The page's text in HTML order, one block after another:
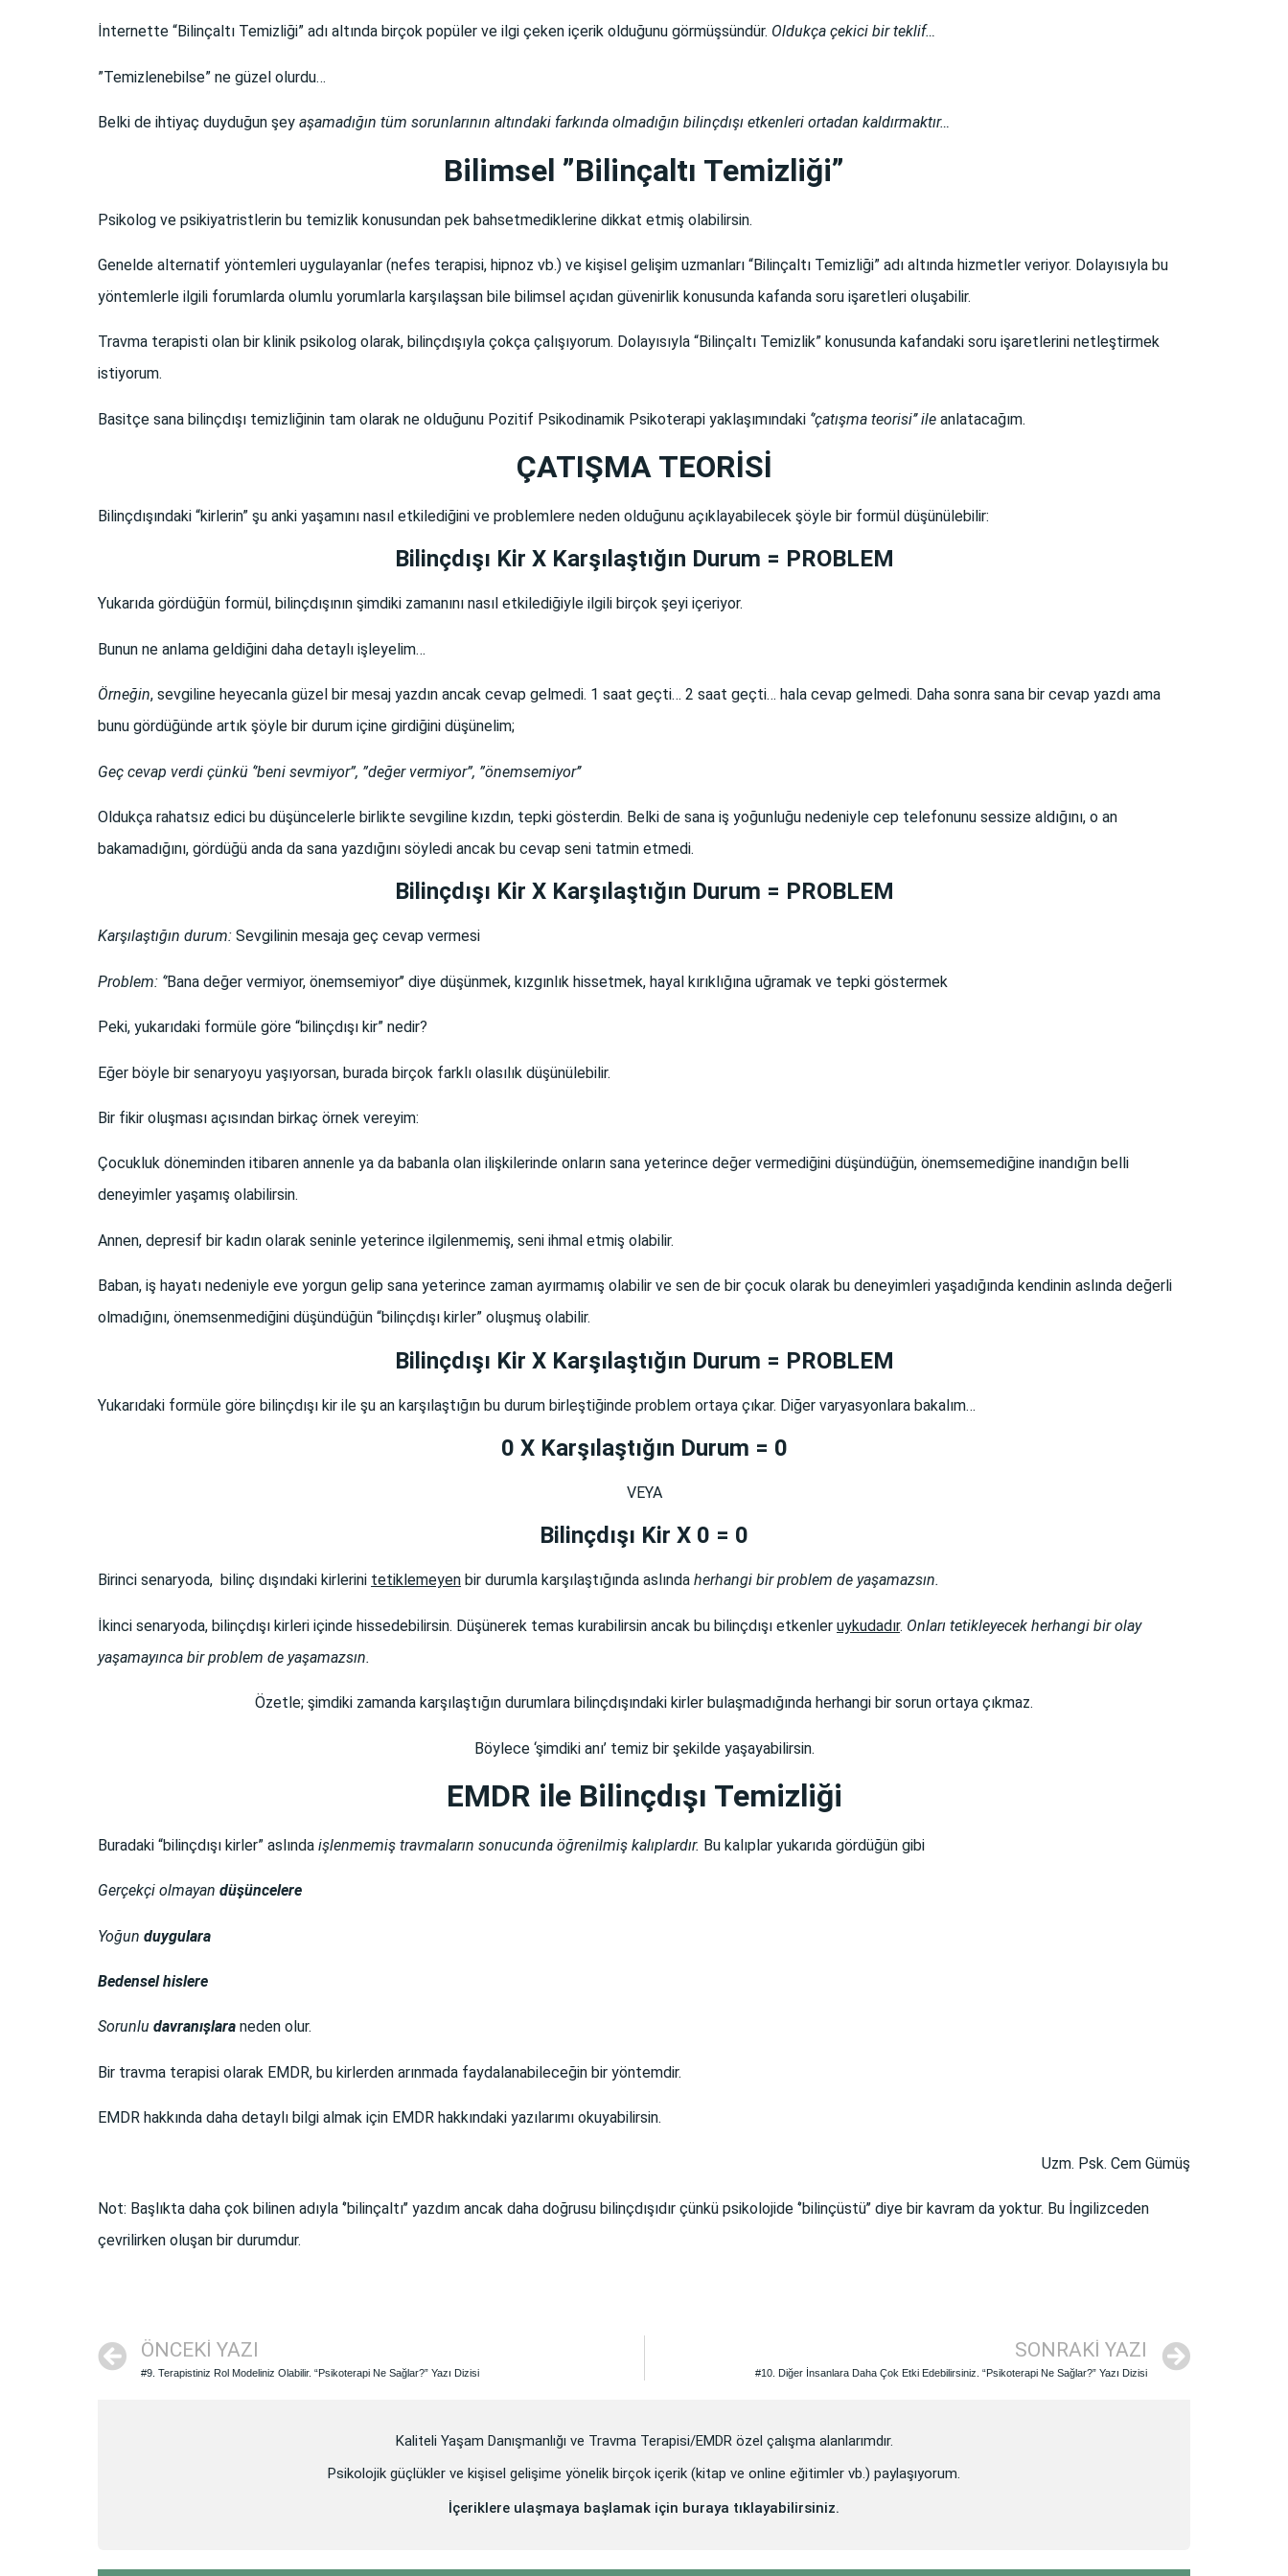
İnternette “Bilinçaltı Temizliği” adı altında birçok popüler ve ilgi çeken içerik olduğunu görmüşsündür. Oldukça çekici bir teklif…
”Temizlenebilse” ne güzel olurdu…
Belki de ihtiyaç duyduğun şey aşamadığın tüm sorunlarının altındaki farkında olmadığın bilinçdışı etkenleri ortadan kaldırmaktır…
Bilimsel ”Bilinçaltı Temizliği”
Psikolog ve psikiyatristlerin bu temizlik konusundan pek bahsetmediklerine dikkat etmiş olabilirsin.
Genelde alternatif yöntemleri uygulayanlar (nefes terapisi, hipnoz vb.) ve kişisel gelişim uzmanları “Bilinçaltı Temizliği” adı altında hizmetler veriyor. Dolayısıyla bu
yöntemlerle ilgili forumlarda olumlu yorumlarla karşılaşsan bile bilimsel açıdan güvenirlik konusunda kafanda soru işaretleri oluşabilir.
Travma terapisti olan bir klinik psikolog olarak, bilinçdışıyla çokça çalışıyorum. Dolayısıyla “Bilinçaltı Temizlik” konusunda kafandaki soru işaretlerini netleştirmek
istiyorum.
Basitçe sana bilinçdışı temizliğinin tam olarak ne olduğunu Pozitif Psikodinamik Psikoterapi yaklaşımındaki ‘’çatışma teorisi’’ ile anlatacağım.
ÇATIŞMA TEORİSİ
Bilinçdışındaki “kirlerin” şu anki yaşamını nasıl etkilediğini ve problemlere neden olduğunu açıklayabilecek şöyle bir formül düşünülebilir:
Bilinçdışı Kir X Karşılaştığın Durum = PROBLEM
Yukarıda gördüğün formül, bilinçdışının şimdiki zamanını nasıl etkilediğiyle ilgili birçok şeyi içeriyor.
Bunun ne anlama geldiğini daha detaylı işleyelim…
Örneğin, sevgiline heyecanla güzel bir mesaj yazdın ancak cevap gelmedi. 1 saat geçti… 2 saat geçti… hala cevap gelmedi. Daha sonra sana bir cevap yazdı ama
bunu gördüğünde artık şöyle bir durum içine girdiğini düşünelim;
Geç cevap verdi çünkü ‘’beni sevmiyor”, ”değer vermiyor”, ”önemsemiyor’’
Oldukça rahatsız edici bu düşüncelerle birlikte sevgiline kızdın, tepki gösterdin. Belki de sana iş yoğunluğu nedeniyle cep telefonunu sessize aldığını, o an
bakamadığını, gördüğü anda da sana yazdığını söyledi ancak bu cevap seni tatmin etmedi.
Bilinçdışı Kir X Karşılaştığın Durum = PROBLEM
Karşılaştığın durum: Sevgilinin mesaja geç cevap vermesi
Problem: ‘’Bana değer vermiyor, önemsemiyor’’ diye düşünmek, kızgınlık hissetmek, hayal kırıklığına uğramak ve tepki göstermek
Peki, yukarıdaki formüle göre “bilinçdışı kir” nedir?
Eğer böyle bir senaryoyu yaşıyorsan, burada birçok farklı olasılık düşünülebilir.
Bir fikir oluşması açısından birkaç örnek vereyim:
Çocukluk döneminden itibaren annenle ya da babanla olan ilişkilerinde onların sana yeterince değer vermediğini düşündüğün, önemsemediğine inandığın belli
deneyimler yaşamış olabilirsin.
Annen, depresif bir kadın olarak seninle yeterince ilgilenmemiş, seni ihmal etmiş olabilir.
Baban, iş hayatı nedeniyle eve yorgun gelip sana yeterince zaman ayırmamış olabilir ve sen de bir çocuk olarak bu deneyimleri yaşadığında kendinin aslında değerli
olmadığını, önemsenmediğini düşündüğün “bilinçdışı kirler” oluşmuş olabilir.
Bilinçdışı Kir X Karşılaştığın Durum = PROBLEM
Yukarıdaki formüle göre bilinçdışı kir ile şu an karşılaştığın bu durum birleştiğinde problem ortaya çıkar. Diğer varyasyonlara bakalım…
0 X Karşılaştığın Durum = 0
VEYA
Bilinçdışı Kir X 0 = 0
Birinci senaryoda, bilinç dışındaki kirlerini tetiklemeyen bir durumla karşılaştığında aslında herhangi bir problem de yaşamazsın.
İkinci senaryoda, bilinçdışı kirleri içinde hissedebilirsin. Düşünerek temas kurabilirsin ancak bu bilinçdışı etkenler uykudadır. Onları tetikleyecek herhangi bir olay
yaşamayınca bir problem de yaşamazsın.
Özetle; şimdiki zamanda karşılaştığın durumlara bilinçdışındaki kirler bulaşmadığında herhangi bir sorun ortaya çıkmaz.
Böylece ‘şimdiki anı’ temiz bir şekilde yaşayabilirsin.
EMDR ile Bilinçdışı Temizliği
Buradaki “bilinçdışı kirler” aslında işlenmemiş travmaların sonucunda öğrenilmiş kalıplardır. Bu kalıplar yukarıda gördüğün gibi
Gerçekçi olmayan düşüncelere
Yoğun duygulara
Bedensel hislere
Sorunlu davranışlara neden olur.
Bir travma terapisi olarak EMDR, bu kirlerden arınmada faydalanabileceğin bir yöntemdir.
EMDR hakkında daha detaylı bilgi almak için EMDR hakkındaki yazılarımı okuyabilirsin.
Uzm. Psk. Cem Gümüş
Not: Başlıkta daha çok bilinen adıyla ‘’bilinçaltı’’ yazdım ancak daha doğrusu bilinçdışıdır çünkü psikolojide ‘’bilinçüstü’’ diye bir kavram da yoktur. Bu İngilizceden
çevrilirken oluşan bir durumdur.
ÖNCEKI YAZI
#9. Terapistiniz Rol Modeliniz Olabilir. “Psikoterapi Ne Sağlar?” Yazı Dizisi
SONRAKI YAZI
#10. Diğer İnsanlara Daha Çok Etki Edebilirsiniz. “Psikoterapi Ne Sağlar?” Yazı Dizisi
Kaliteli Yaşam Danışmanlığı ve Travma Terapisi/EMDR özel çalışma alanlarımdır.
Psikolojik güçlükler ve kişisel gelişime yönelik birçok içerik (kitap ve online eğitimler vb.) paylaşıyorum.
İçeriklere ulaşmaya başlamak için buraya tıklayabilirsiniz.